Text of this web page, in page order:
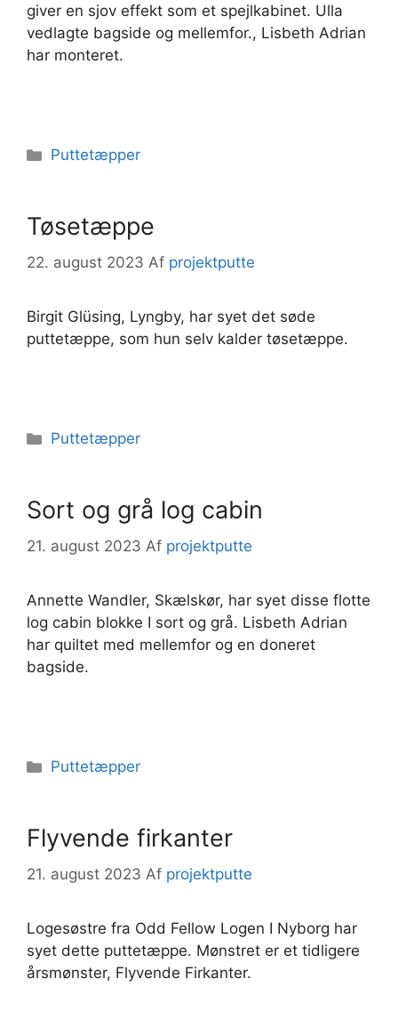
giver en sjov effekt som et spejlkabinet. Ulla
vedlagte bagside og mellemfor., Lisbeth Adrian
har monteret.
Kategorier
Puttetæpper
Tøsetæppe
22. august 2023 Af projektputte
Birgit Glüsing, Lyngby, har syet det søde
puttetæppe, som hun selv kalder tøsetæppe.
Kategorier
Puttetæpper
Sort og grå log cabin
21. august 2023 Af projektputte
Annette Wandler, Skælskør, har syet disse flotte
log cabin blokke I sort og grå. Lisbeth Adrian
har quiltet med mellemfor og en doneret
bagside.
Kategorier
Puttetæpper
Flyvende firkanter
21. august 2023 Af projektputte
Logesøstre fra Odd Fellow Logen I Nyborg har
syet dette puttetæppe. Mønstret er et tidligere
årsmønster, Flyvende Firkanter.